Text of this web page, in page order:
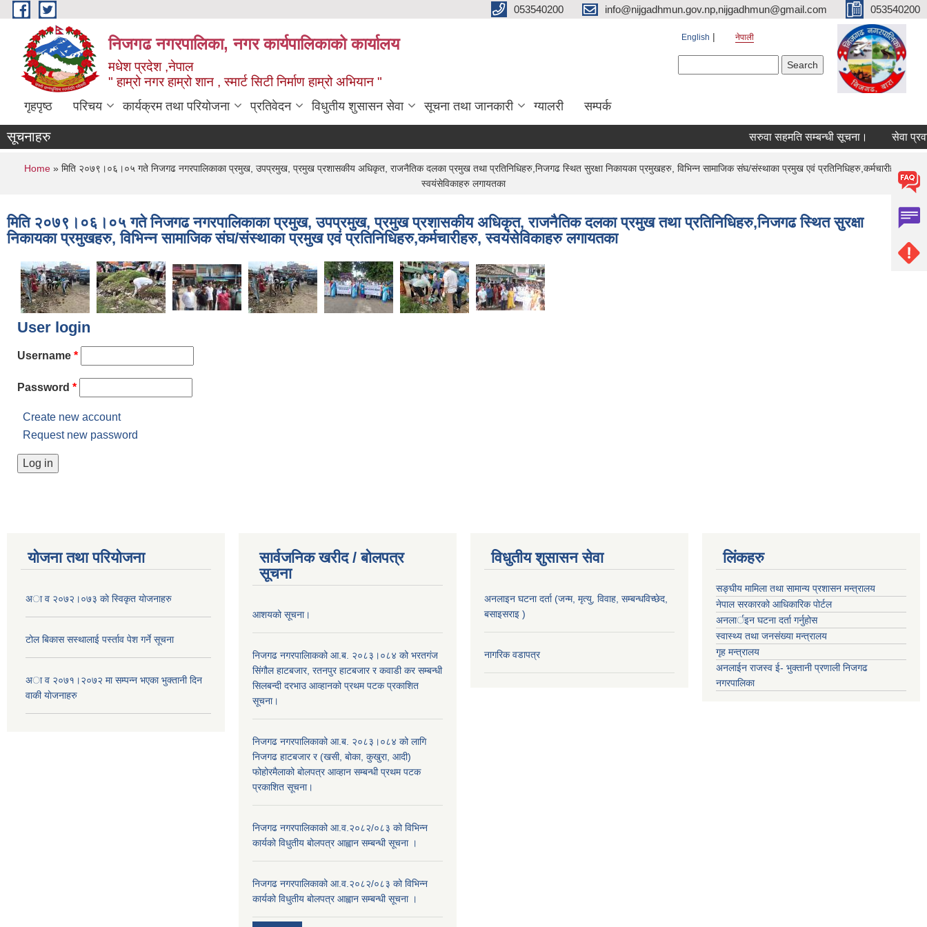
Skip to main content 053540200 info@nijgadhmun.gov.np,nijgadhmun@gmail.com 053540200
निजगढ नगरपालिका, नगर कार्यपालिकाको कार्यालय
मधेश प्रदेश ,नेपाल
" हाम्रो नगर हाम्रो शान , स्मार्ट सिटी निर्माण हाम्रो अभियान "
English नेपाली
गृहपृष्ठ परिचय कार्यक्रम तथा परियोजना प्रतिवेदन विधुतीय शुसासन सेवा सूचना तथा जानकारी ग्यालरी सम्पर्क
सूचनाहरु सरुवा सहमति सम्बन्धी सूचना। सेवा प्रवाह
You are here
Home» मिति २०७९।०६।०५ गते निजगढ नगरपालिकाका प्रमुख, उपप्रमुख, प्रमुख प्रशासकीय अधिकृत, राजनैतिक दलका प्रमुख तथा प्रतिनिधिहरु,निजगढ स्थित सुरक्षा निकायका प्रमुखहरु, विभिन्न सामाजिक संघ/संस्थाका प्रमुख एवं प्रतिनिधिहरु,कर्मचारीहरु,
स्वयंसेविकाहरु लगायतका
मिति २०७९।०६।०५ गते निजगढ नगरपालिकाका प्रमुख, उपप्रमुख, प्रमुख प्रशासकीय अधिकृत, राजनैतिक दलका प्रमुख तथा प्रतिनिधिहरु,निजगढ स्थित सुरक्षा
निकायका प्रमुखहरु, विभिन्न सामाजिक संघ/संस्थाका प्रमुख एवं प्रतिनिधिहरु,कर्मचारीहरु, स्वयंसेविकाहरु लगायतका
User login
Username *
Password *
Create new account
Request new password
योजना तथा परियोजना
अा व २०७२।०७३ काे स्विकृत याेजनाहरु
टोल बिकास स‌स्थालाई प‌र्स्ताव पेश गर्ने सूचना
अा‍ व २०७१।२०७२ मा सम्पन्न भएका भुक्तानी दिन
वा‌की याेजनाहरु
सार्वजनिक खरीद / बोलपत्र
सूचना
आशयको सूचना।
निजगढ नगरपालिाकको आ.ब. २०८३।०८४ को भरतगंज
सिंगौल हाटबजार, रतनपुर हाटबजार र कवाडी कर सम्बन्धी
सिलबन्दी दरभाउ आव्हानको प्रथम पटक प्रकाशित
सूचना।
निजगढ नगरपालिकाको आ.ब. २०८३।०८४ को लागि
निजगढ हाटबजार र (खसी, बोका, कुखुरा, आदी)
फोहोरमैलाको बोलपत्र आव्हान सम्बन्धी प्रथम पटक
प्रकाशित सूचना।
निजगढ नगरपालिकाको आ.व.२०८२/०८३ को विभिन्न
कार्यको विधुतीय बोलपत्र आह्वान सम्बन्धी सूचना ।
निजगढ नगरपालिकाको आ.व.२०८२/०८३ को विभिन्न
कार्यको विधुतीय बोलपत्र आह्वान सम्बन्धी सूचना ।
विधुतीय शुसासन सेवा
अनलाइन घटना दर्ता (जन्म, मृत्यु, विवाह, सम्बन्धविच्छेद,
बसाइसराइ )
नागरिक वडापत्र
लिंकहरु
सङ्‍घीय मामिला तथा सामान्य प्रशासन मन्त्रालय
नेपाल सरकारको आधिकारिक पोर्टल
अनलार्इन घटना दर्ता गर्नुहोस
स्वास्थ्य तथा जनसंख्या मन्त्रालय
गृह मन्त्रालय
अनलाईन राजस्व ई- भुक्तानी प्रणाली निजगढ
नगरपालिका